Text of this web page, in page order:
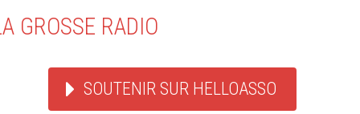
GROSSE RADIO
SOUTENIR SUR HELLOASSO